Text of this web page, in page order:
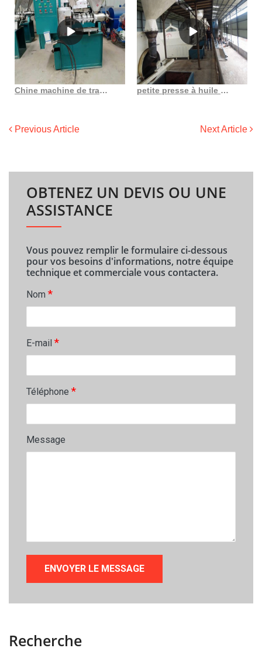
Chine machine de traitement d’huile en acier inoxydable entièrement petite presse à huile hydraulique au Costa Rica
Previous Article Next Article
OBTENEZ UN DEVIS OU UNE
ASSISTANCE
Vous pouvez remplir le formulaire ci-dessous
pour vos besoins d'informations, notre équipe
technique et commerciale vous contactera.
Nom *
E-mail *
Téléphone *
Message
Recherche